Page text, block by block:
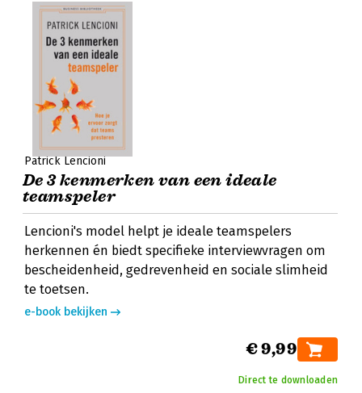
Patrick Lencioni
De 3 kenmerken van een ideale
teamspeler
Lencioni's model helpt je ideale teamspelers
herkennen én biedt specifieke interviewvragen om
bescheidenheid, gedrevenheid en sociale slimheid
te toetsen.
e-book bekijken
€ 9,99
Direct te downloaden